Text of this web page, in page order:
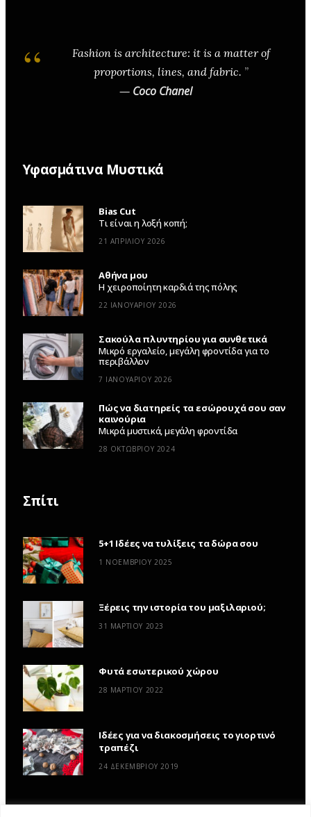
Fashion is architecture: it is a matter of
proportions, lines, and fabric.
— Coco Chanel
Υφασμάτινα Μυστικά
Bias Cut
Τι είναι η λοξή κοπή;
21 ΑΠΡΙΛΊΟΥ 2026
Αθήνα μου
Η χειροποίητη καρδιά της πόλης
22 ΙΑΝΟΥΑΡΊΟΥ 2026
Σακούλα πλυντηρίου για συνθετικά
Μικρό εργαλείο, μεγάλη φροντίδα για το
περιβάλλον
7 ΙΑΝΟΥΑΡΊΟΥ 2026
Πώς να διατηρείς τα εσώρουχά σου σαν
καινούρια
Μικρά μυστικά, μεγάλη φροντίδα
28 ΟΚΤΩΒΡΊΟΥ 2024
Σπίτι
5+1 Ιδέες να τυλίξεις τα δώρα σου
1 ΝΟΕΜΒΡΊΟΥ 2025
Ξέρεις την ιστορία του μαξιλαριού;
31 ΜΑΡΤΊΟΥ 2023
Φυτά εσωτερικού χώρου
28 ΜΑΡΤΊΟΥ 2022
Ιδέες για να διακοσμήσεις το γιορτινό
τραπέζι
24 ΔΕΚΕΜΒΡΊΟΥ 2019